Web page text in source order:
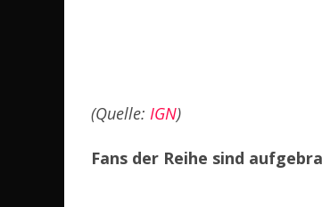
(Quelle: IGN)
Fans der Reihe sind